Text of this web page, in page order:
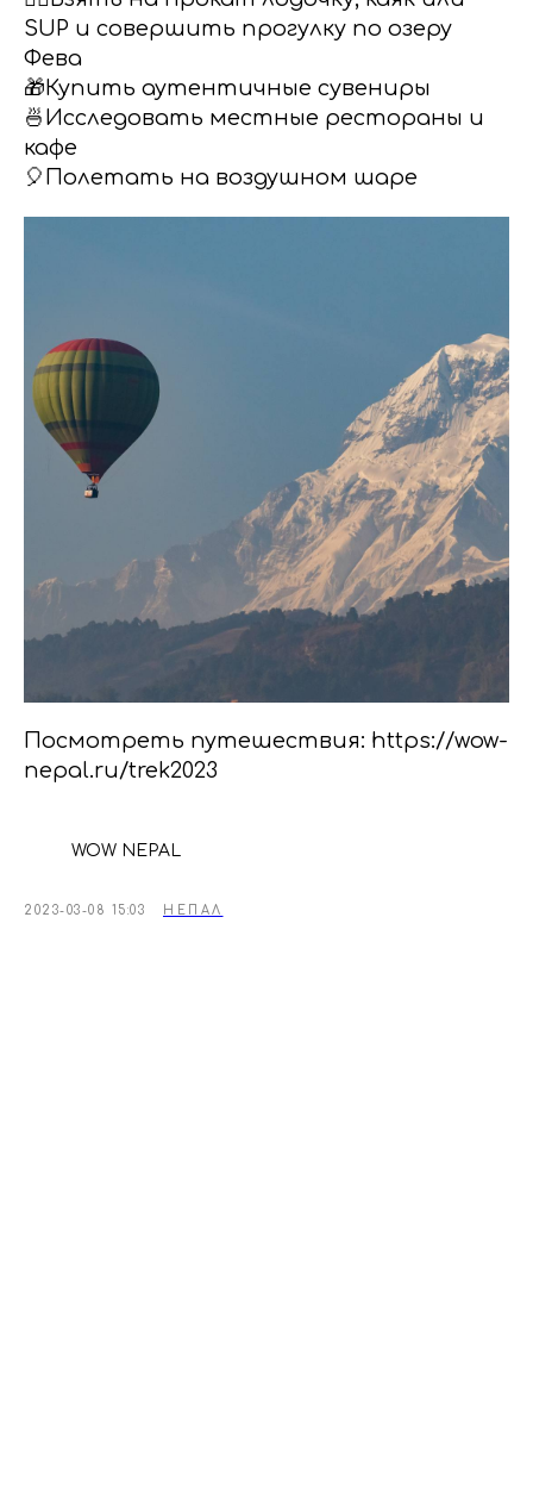
SUP и совершить прогулку по озеру
Фева
🎁Купить аутентичные сувениры
🍜Исследовать местные рестораны и
кафе
🎈Полетать на воздушном шаре
Посмотреть путешествия: https://wow-
nepal.ru/trek2023
WOW NEPAL
2023-03-08 15:03 НЕПАЛ